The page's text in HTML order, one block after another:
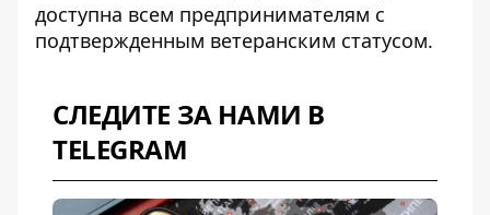
доступна всем предпринимателям с
подтвержденным ветеранским статусом.
СЛЕДИТЕ ЗА НАМИ В
TELEGRAM